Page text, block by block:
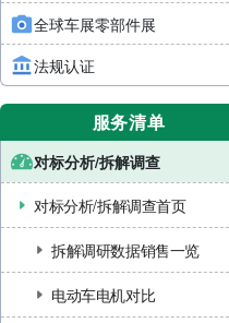
全球车展零部件展
法规认证
服务清单
对标分析/拆解调查
对标分析/拆解调查首页
拆解调研数据销售一览
电动车电机对比